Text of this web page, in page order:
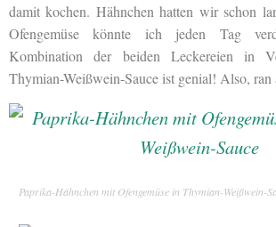
damit kochen. Hähnchen hatten wir schon
Ofengemüse könnte ich jeden Tag
Kombination der beiden Leckereien in
Thymian-Weißwein-Sauce ist genial! Also,
Paprika-Hähnchen mit Ofengemüse in Thymian-Weißwein-